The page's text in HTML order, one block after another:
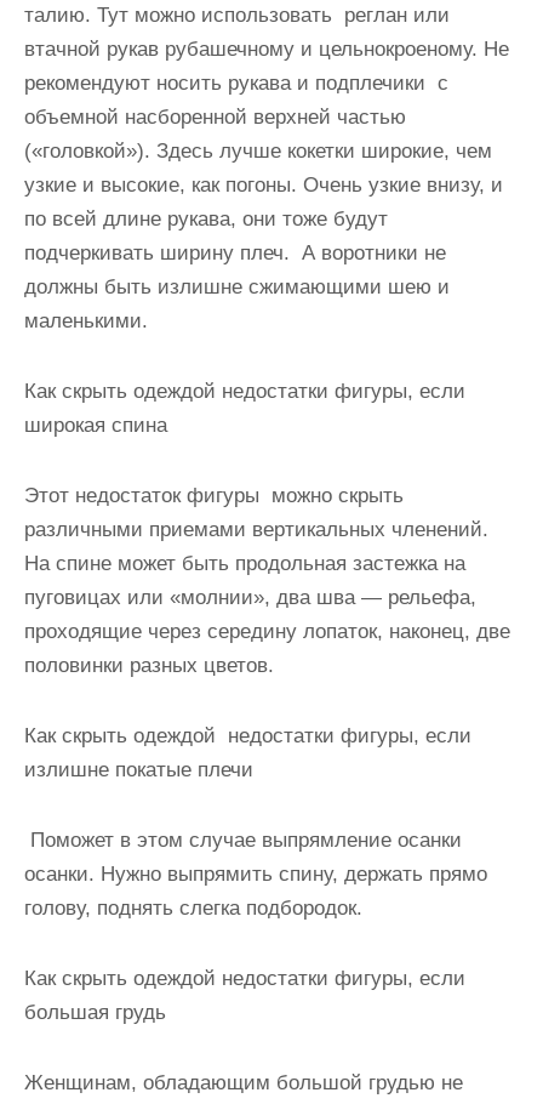
талию. Тут можно использовать реглан или
втачной рукав рубашечному и цельнокроеному. Не
рекомендуют носить рукава и подплечики с
объемной насборенной верхней частью
(«головкой»). Здесь лучше кокетки широкие, чем
узкие и высокие, как погоны. Очень узкие внизу, и
по всей длине рукава, они тоже будут
подчеркивать ширину плеч. А воротники не
должны быть излишне сжимающими шею и
маленькими.
Как скрыть одеждой недостатки фигуры, если
широкая спина
Этот недостаток фигуры можно скрыть
различными приемами вертикальных членений.
На спине может быть продольная застежка на
пуговицах или «молнии», два шва — рельефа,
проходящие через середину лопаток, наконец, две
половинки разных цветов.
Как скрыть одеждой недостатки фигуры, если
излишне покатые плечи
Поможет в этом случае выпрямление осанки
осанки. Нужно выпрямить спину, держать прямо
голову, поднять слегка подбородок.
Как скрыть одеждой недостатки фигуры, если
большая грудь
Женщинам, обладающим большой грудью не